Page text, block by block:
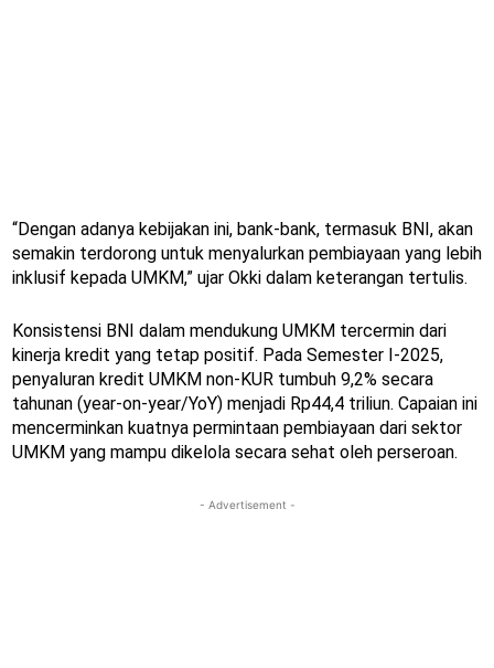
“Dengan adanya kebijakan ini, bank-bank, termasuk BNI, akan
semakin terdorong untuk menyalurkan pembiayaan yang lebih
inklusif kepada UMKM,” ujar Okki dalam keterangan tertulis.
Konsistensi BNI dalam mendukung UMKM tercermin dari
kinerja kredit yang tetap positif. Pada Semester I-2025,
penyaluran kredit UMKM non-KUR tumbuh 9,2% secara
tahunan (year-on-year/YoY) menjadi Rp44,4 triliun. Capaian ini
mencerminkan kuatnya permintaan pembiayaan dari sektor
UMKM yang mampu dikelola secara sehat oleh perseroan.
- Advertisement -